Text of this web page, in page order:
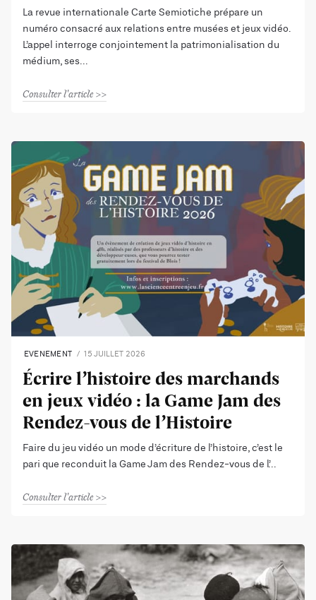
La revue internationale Carte Semiotiche prépare un
numéro consacré aux relations entre musées et jeux vidéo.
L’appel interroge conjointement la patrimonialisation du
médium, ses
Consulter l'article
EVENEMENT 15 JUILLET 2026
Écrire l’histoire des marchands
en jeux vidéo : la Game Jam des
Rendez-vous de l’Histoire
Faire du jeu vidéo un mode d’écriture de l’histoire, c’est le
pari que reconduit la Game Jam des Rendez-vous de l’
Consulter l'article